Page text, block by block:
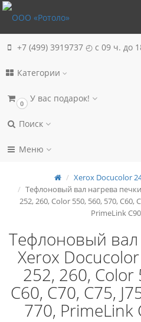
+7 (499) 3919737 ◴ с 09 ч. до
Категории
0 У вас подарок!
Поиск
Меню
Xerox Docucolor
Тефлоновый вал нагрева
252, 260, Color 550, 560, 570, C60,
PrimeLink
Тефлоновый вал
Xerox
252, 260, Color
C60, C70, C75,
770, PrimeLink